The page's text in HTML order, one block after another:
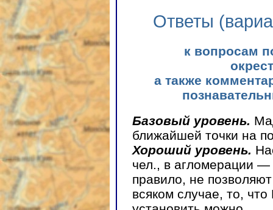
Ответы
к вопросам
а также
Базовый уровень.
ближайшей точки на
Хороший уровень.
чел., в агломерации
правило, не
всяком случае, то,